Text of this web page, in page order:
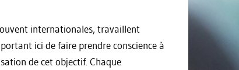
internationales, travaillent
ici de faire prendre conscience à
de cet objectif. Chaque